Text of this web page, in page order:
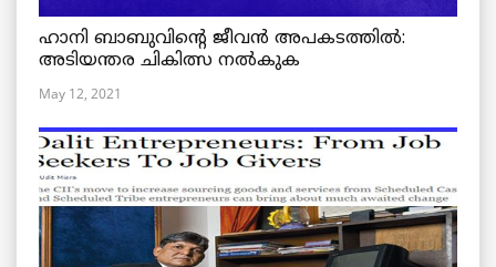
ഹാനി ബാബുവിന്റെ ജീവൻ അപകടത്തിൽ:
അടിയന്തര ചികിത്സ നൽകുക
May 12, 2021